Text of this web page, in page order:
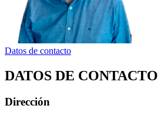
Datos de contacto
DATOS DE CONTACTO
Dirección